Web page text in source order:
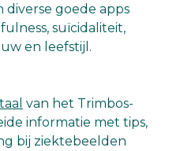
diverse goede apps
suïcidaliteit,
en leefstijl.
van het Trimbos-
informatie met tips,
bij ziektebeelden